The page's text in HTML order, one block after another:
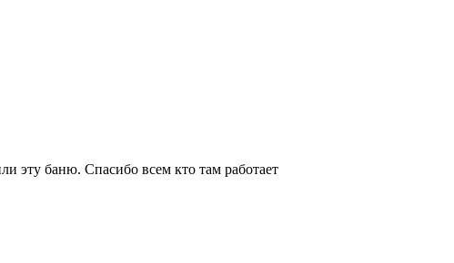
эту баню. Спасибо всем кто там работает